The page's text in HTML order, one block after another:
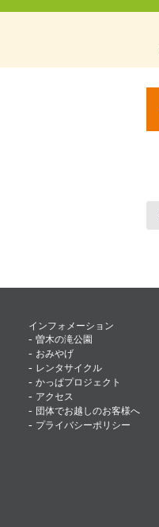
インフォメーション
- 曽木の滝公園
- おみやげ
- レンタサイクル
- かっぱプロジェクト
- アクセス
- 団体でお越しのお客様へ
- プライバシーポリシー